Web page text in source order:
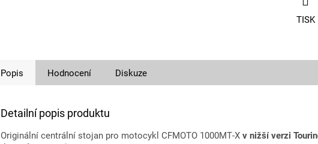
TISK
Popis Hodnocení Diskuze
Detailní popis produktu
Originální centrální stojan pro motocykl CFMOTO 1000MT‑X v nižší verzi